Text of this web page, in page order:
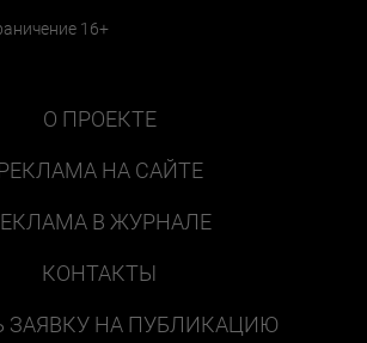
16+
О ПРОЕКТЕ
НА САЙТЕ
В ЖУРНАЛЕ
КОНТАКТЫ
ЗАЯВКУ НА ПУБЛИКАЦИЮ